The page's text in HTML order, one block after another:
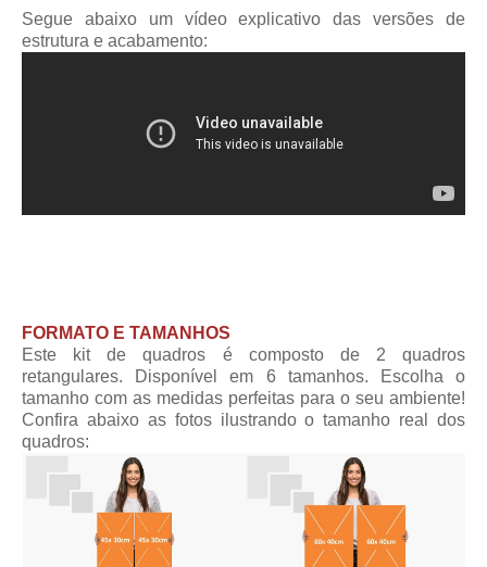
Segue abaixo um vídeo explicativo das versões de
estrutura e acabamento:
FORMATO E TAMANHOS
Este kit de quadros é composto de 2 quadros
retangulares. Disponível em 6 tamanhos. Escolha o
tamanho com as medidas perfeitas para o seu ambiente!
Confira abaixo as fotos ilustrando o tamanho real dos
quadros: